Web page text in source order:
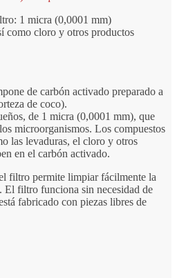
1 micra (0,0001 mm)
como cloro y otros productos
de carbón activado preparado a
de coco).
de 1 micra (0,0001 mm), que
microorganismos. Los compuestos
las levaduras, el cloro y otros
en el carbón activado.
filtro permite limpiar fácilmente la
filtro funciona sin necesidad de
fabricado con piezas libres de